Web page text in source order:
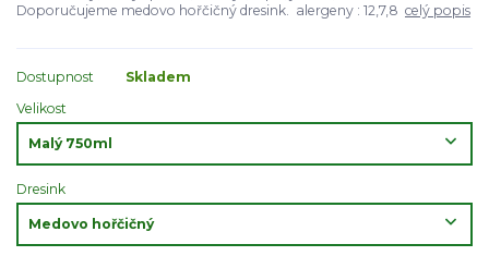
Doporučujeme medovo hořčičný dresink. alergeny : 12,7,8 celý popis
Dostupnost
Skladem
Velikost
Dresink